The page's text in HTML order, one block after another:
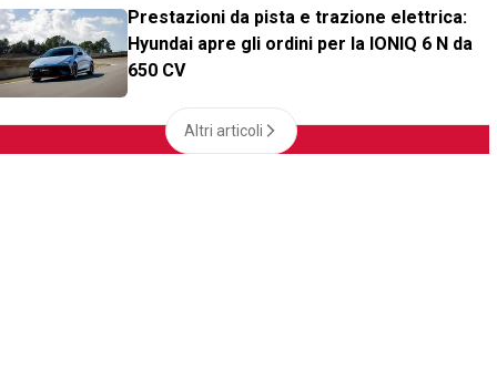
Prestazioni da pista e trazione elettrica:
Hyundai apre gli ordini per la IONIQ 6 N da
650 CV
Altri articoli